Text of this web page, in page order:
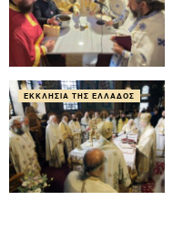
ΕΚΚΛΗΣΊΑ ΤΗΣ ΕΛΛΆΔΟΣ